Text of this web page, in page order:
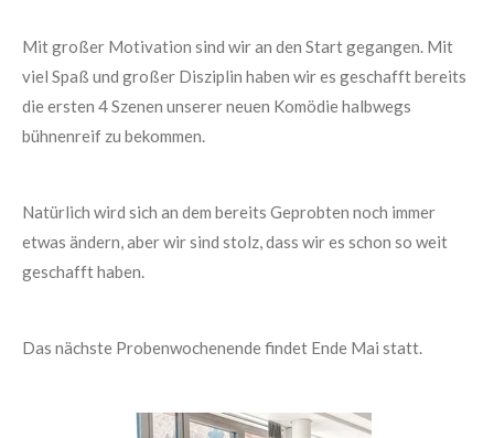
Mit großer Motivation sind wir an den Start gegangen. Mit
viel Spaß und großer Disziplin haben wir es geschafft bereits
die ersten 4 Szenen unserer neuen Komödie halbwegs
bühnenreif zu bekommen.
Natürlich wird sich an dem bereits Geprobten noch immer
etwas ändern, aber wir sind stolz, dass wir es schon so weit
geschafft haben.
Das nächste Probenwochenende findet Ende Mai statt.